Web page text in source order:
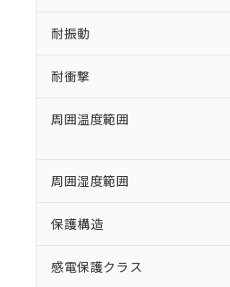
耐振動
耐衝撃
周囲温度範囲
周囲湿度範囲
保護構造
感電保護クラス